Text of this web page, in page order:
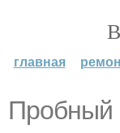
главная
Пробный